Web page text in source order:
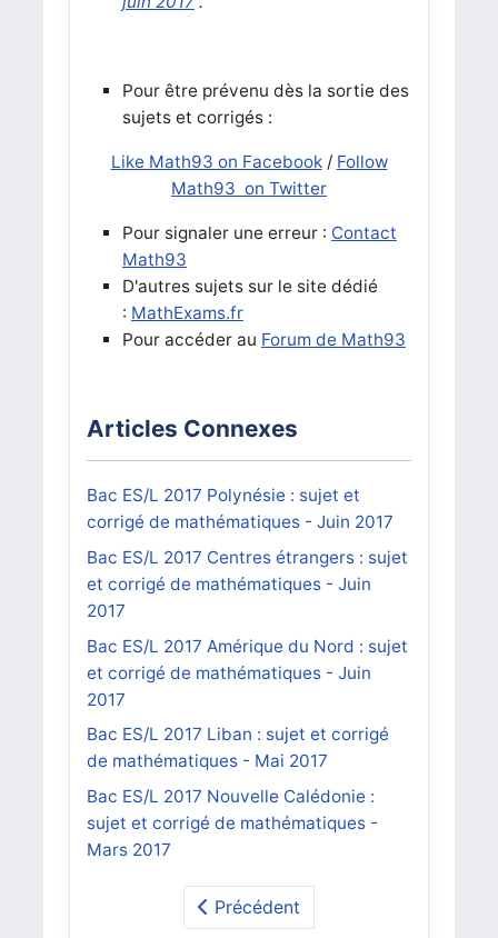
Pour être prévenu dès la sortie des
sujets et corrigés :
Like Math93 on Facebook/ Follow
Math93 on Twitter
Pour signaler une erreur : Contact
Math93
D'autres sujets sur le site dédié
: MathExams.fr
Pour accéder au Forum de Math93
Articles Connexes
Bac ES/L 2017 Polynésie : sujet et
corrigé de mathématiques - Juin 2017
Bac ES/L 2017 Centres étrangers : sujet
et corrigé de mathématiques - Juin
2017
Bac ES/L 2017 Amérique du Nord : sujet
et corrigé de mathématiques - Juin
2017
Bac ES/L 2017 Liban : sujet et corrigé
de mathématiques - Mai 2017
Bac ES/L 2017 Nouvelle Calédonie :
sujet et corrigé de mathématiques -
Mars 2017
Précédent